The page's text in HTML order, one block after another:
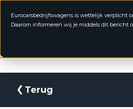
Eurocarsbedrijfswagens is wettelijk verplicht
Daarom informeren wij je middels dit bericht
4.8 / 5.0
Terug